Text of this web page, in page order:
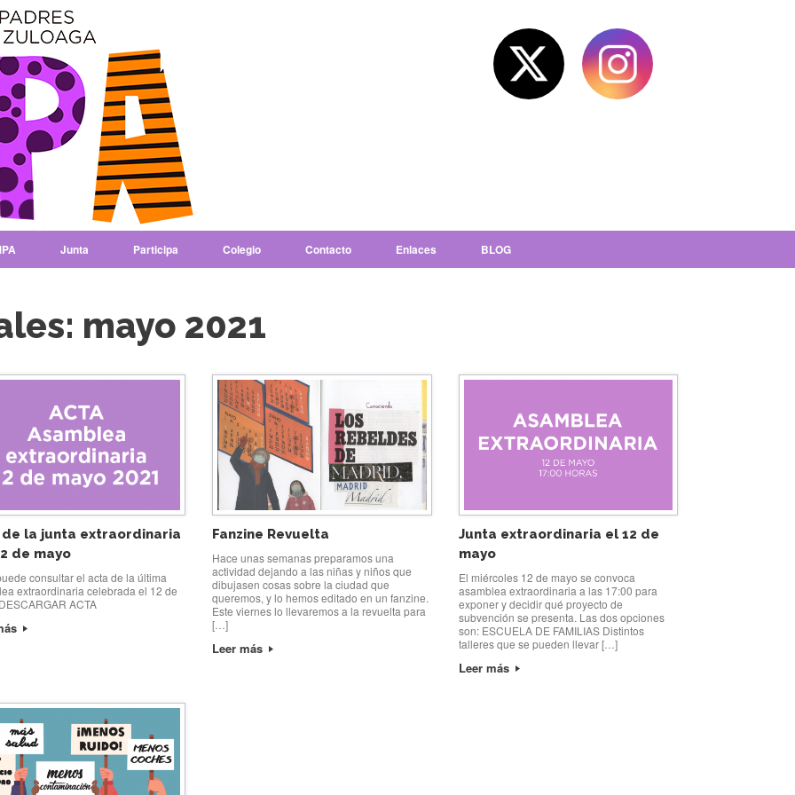
Junta Participa Colegio Contacto Enlaces BLOG
mayo 2021
la junta extraordinaria
de mayo
consultar el acta de la última
extraordinaria celebrada el 12 de
ACTA
Fanzine Revuelta
Hace unas semanas preparamos una
actividad dejando a las niñas y niños que
dibujasen cosas sobre la ciudad que
queremos, y lo hemos editado en un fanzine.
Este viernes lo llevaremos a la revuelta para
[…]
Leer más
Junta extraordinaria el 12 de
mayo
El miércoles 12 de mayo se convoca
asamblea extraordinaria a las 17:00 para
exponer y decidir qué proyecto de
subvención se presenta. Las dos opciones
son: ESCUELA DE FAMILIAS Distintos
talleres que se pueden llevar […]
Leer más